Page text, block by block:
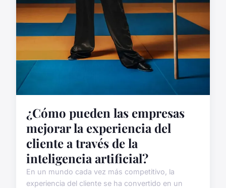
¿Cómo pueden las empresas
mejorar la experiencia del
cliente a través de la
inteligencia artificial?
En un mundo cada vez más competitivo, la
experiencia del cliente se ha convertido en un